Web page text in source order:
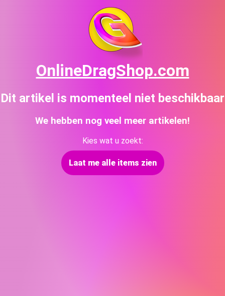
OnlineDragShop.com
Dit artikel is momenteel niet beschikbaar
We hebben nog veel meer artikelen!
Kies wat u zoekt:
Laat me alle items zien